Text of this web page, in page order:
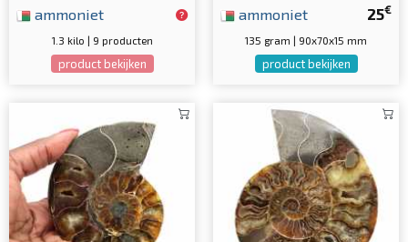
ammoniet
1.3 kilo | 9 producten
product bekijken
25€
ammoniet
135 gram | 90x70x15 mm
product bekijken